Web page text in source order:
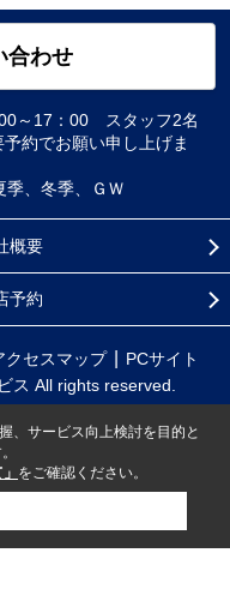
合わせ
～17：00 スタッフ2名
約でお願い申し上げま
季、冬季、ＧＷ
概要
予約
クセスマップ
PCサイト
ス All rights reserved.
、サービス向上検討を目的と
をご確認ください。